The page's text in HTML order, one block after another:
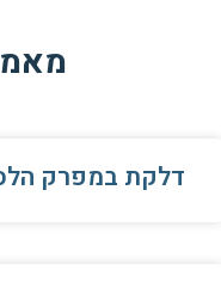
דלקת במפרק